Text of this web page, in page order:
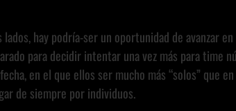
hay podría-ser un oportunidad de avanzar
para decidir intentar una vez más para time
en el que ellos ser mucho más “solos” que
de siempre por individuos.